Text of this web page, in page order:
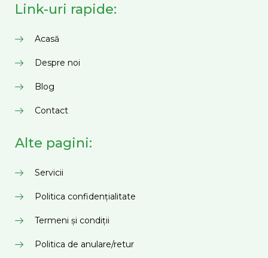
Link-uri rapide:
Acasă
Despre noi
Blog
Contact
Alte pagini:
Servicii
Politica confidențialitate
Termeni și condiții
Politica de anulare/retur